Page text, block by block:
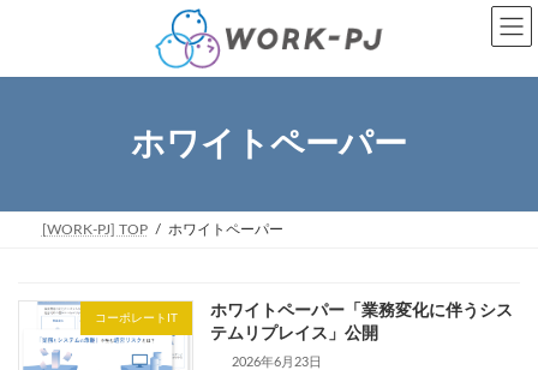
ン
ー
ホワイトペーパー
[WORK-PJ] TOP ホワイトペーパー
コーポレートIT
ホワイトペーパー「業務変化に伴うシス
テムリプレイス」公開
2026年6月23日